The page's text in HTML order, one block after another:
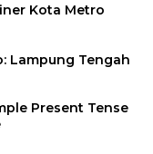
Kota Metro
Lampung Tengah
Present Tense